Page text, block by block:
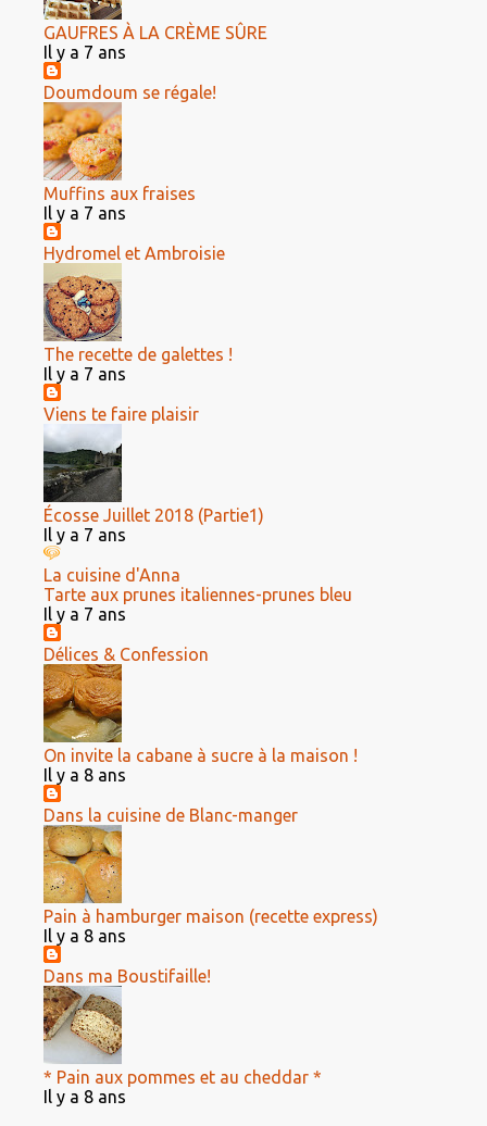
GAUFRES À LA CRÈME SÛRE
Il y a 7 ans
Doumdoum se régale!
Muffins aux fraises
Il y a 7 ans
Hydromel et Ambroisie
The recette de galettes !
Il y a 7 ans
Viens te faire plaisir
Écosse Juillet 2018 (Partie1)
Il y a 7 ans
La cuisine d'Anna
Tarte aux prunes italiennes-prunes bleu
Il y a 7 ans
Délices & Confession
On invite la cabane à sucre à la maison !
Il y a 8 ans
Dans la cuisine de Blanc-manger
Pain à hamburger maison (recette express)
Il y a 8 ans
Dans ma Boustifaille!
* Pain aux pommes et au cheddar *
Il y a 8 ans